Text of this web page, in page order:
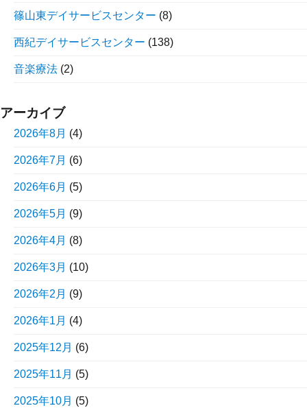
篠山東デイサービスセンター (8)
西紀デイサービスセンター (138)
音楽療法 (2)
アーカイブ
2026年8月 (4)
2026年7月 (6)
2026年6月 (5)
2026年5月 (9)
2026年4月 (8)
2026年3月 (10)
2026年2月 (9)
2026年1月 (4)
2025年12月 (6)
2025年11月 (5)
2025年10月 (5)